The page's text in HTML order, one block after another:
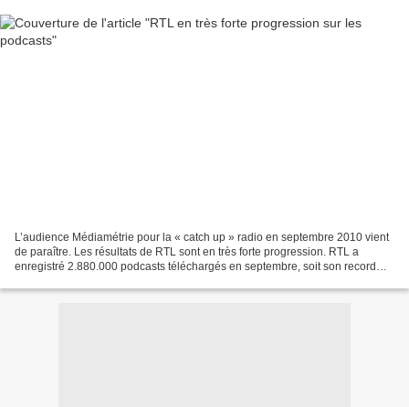
L’audience Médiamétrie pour la « catch up » radio en septembre 2010 vient
de paraître. Les résultats de RTL sont en très forte progression. RTL a
enregistré 2.880.000 podcasts téléchargés en septembre, soit son record